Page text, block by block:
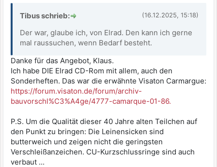
(16.12.2025, 15:18)
Tibus schrieb:
Der war, glaube ich, von Elrad. Den kann ich gerne
mal raussuchen, wenn Bedarf besteht.
Danke für das Angebot, Klaus.
Ich habe DIE Elrad CD-Rom mit allem, auch den
Sonderheften. Das war die erwähnte Visaton Carmargue:
https://forum.visaton.de/forum/archiv-
bauvorschl%C3%A4ge/4777-camarque-01-86.
P.S. Um die Qualität dieser 40 Jahre alten Teilchen auf
den Punkt zu bringen: Die Leinensicken sind
butterweich und zeigen nicht die geringsten
Verschleißanzeichen. CU-Kurzschlussringe sind auch
verbaut ...